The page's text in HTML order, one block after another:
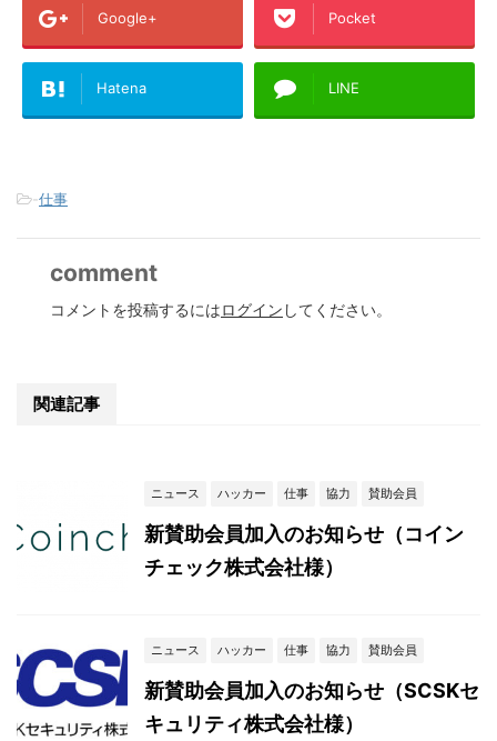
Google+ Pocket
Hatena LINE
-仕事
comment
コメントを投稿するにはログイン してください。
関連記事
ニュース ハッカー 仕事 協力 賛助会員
新賛助会員加入のお知らせ（コイン
チェック株式会社様）
ニュース ハッカー 仕事 協力 賛助会員
新賛助会員加入のお知らせ（SCSKセ
キュリティ株式会社様）